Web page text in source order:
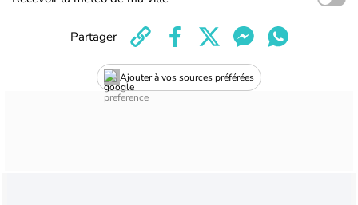
Ajouter à vos sources préférées
Partager